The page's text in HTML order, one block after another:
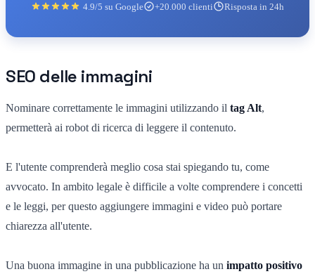
4.9/5 su Google +20.000 clienti Risposta in 24h
SEO delle immagini
Nominare correttamente le immagini utilizzando il tag Alt,
permetterà ai robot di ricerca di leggere il contenuto.
E l'utente comprenderà meglio cosa stai spiegando tu, come
avvocato. In ambito legale è difficile a volte comprendere i concetti
e le leggi, per questo aggiungere immagini e video può portare
chiarezza all'utente.
Una buona immagine in una pubblicazione ha un impatto positivo